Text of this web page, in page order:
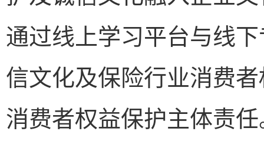
通过线上学习平台与线
信文化及保险行业消费
消费者权益保护主体责